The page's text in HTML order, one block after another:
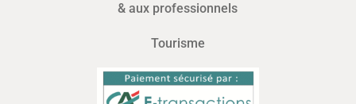
& aux professionnels
Tourisme